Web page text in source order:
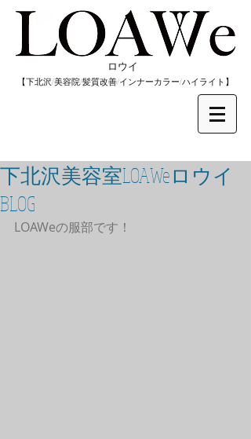
​ロウイ
​【下北沢/美容院/髪質改善/インナーカラー/​ハイライト】
下北沢美容室LOAWeロウイ
BLOG
LOAWeの服部です！